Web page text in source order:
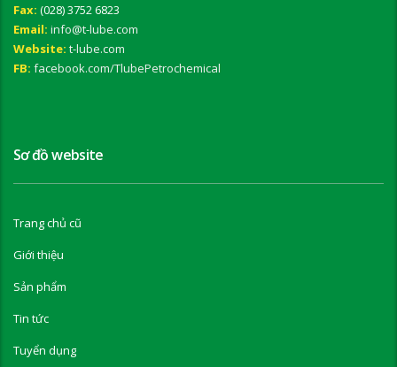
Fax: (028) 3752 6823
Email: info@t-lube.com
Website: t-lube.com
FB: facebook.com/TlubePetrochemical
Sơ đồ website
Trang chủ cũ
Giới thiệu
Sản phẩm
Tin tức
Tuyển dụng